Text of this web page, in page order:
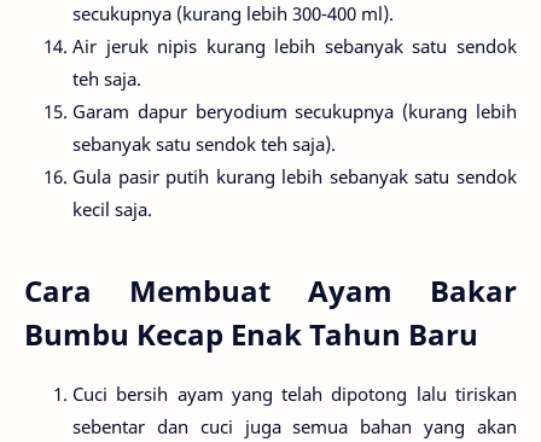
secukupnya (kurang lebih 300-400 ml).
Air jeruk nipis kurang lebih sebanyak satu sendok
teh saja.
Garam dapur beryodium secukupnya (kurang lebih
sebanyak satu sendok teh saja).
Gula pasir putih kurang lebih sebanyak satu sendok
kecil saja.
Cara Membuat Ayam Bakar
Bumbu Kecap Enak Tahun Baru
Cuci bersih ayam yang telah dipotong lalu tiriskan
sebentar dan cuci juga semua bahan yang akan